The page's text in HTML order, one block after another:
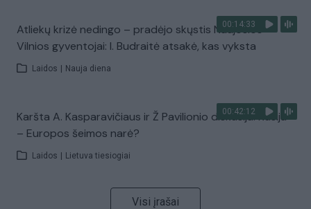
00:14:33
Atliekų krizė nedingo – pradėjo skųstis Naujosios
Vilnios gyventojai: I. Budraitė atsakė, kas vyksta
Laidos Nauja diena
00:42:12
Karšta A. Kasparavičiaus ir Ž Pavilionio diskusija: Rusija
– Europos šeimos narė?
Laidos Lietuva tiesiogiai
Visi įrašai